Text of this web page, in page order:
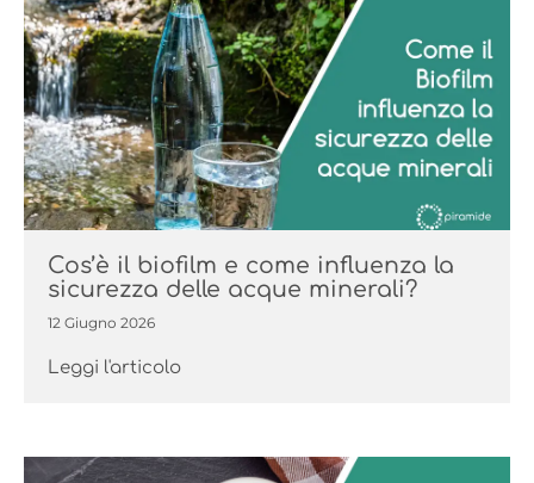
Cos’è il biofilm e come influenza la
sicurezza delle acque minerali?
12 Giugno 2026
Leggi l'articolo